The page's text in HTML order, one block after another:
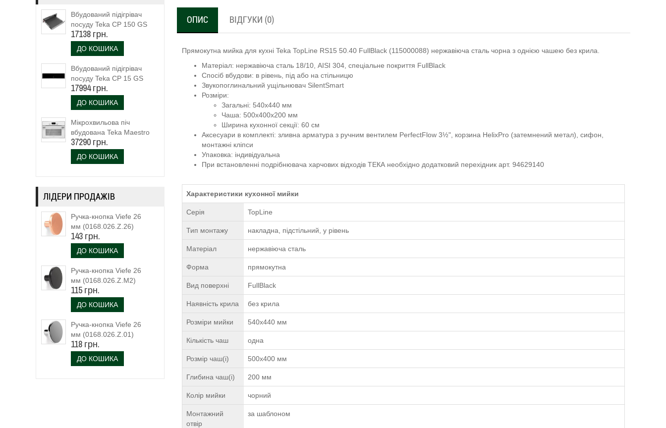
Вбудований підігрівач
посуду Teka CP 150 GS
(111600003)
17138 грн.
ДО КОШИКА
Вбудований підігрівач
посуду Teka CP 15 GS
(40589920)
17994 грн.
ДО КОШИКА
Мікрохвильова піч
вбудована Teka Maestro
MLC 844 (111160023)
біле скло
37290 грн.
ДО КОШИКА
ЛІДЕРИ ПРОДАЖІВ
Ручка-кнопка Viefe 26
мм (0168.026.Z.26)
143 грн.
ДО КОШИКА
Ручка-кнопка Viefe 26
мм (0168.026.Z.M2)
чорний матовий
115 грн.
ДО КОШИКА
Ручка-кнопка Viefe 26
мм (0168.026.Z.01)
118 грн.
ДО КОШИКА
ОПИС ВІДГУКИ (0)
Прямокутна мийка для кухні Teka TopLine RS15 50.40 FullBlack (115000088) нержавіюча сталь чорна з однією чашею без крила.
Матеріал: нержавіюча сталь 18/10, AISI 304, спеціальне покриття FullBlack
Спосіб вбудови: в рівень, під або на стільницю
Звукопоглинальний ущільнювач SilentSmart
Розміри:
Загальні: 540x440 мм
Чаша: 500x400x200 мм
Ширина кухонної секції: 60 см
Аксесуари в комплекті: зливна арматура з ручним вентилем PerfectFlow 3½", корзина HelixPro (затемнений метал), сифон,
монтажні кліпси
Упаковка: індивідуальна
При встановленні подрібнювача харчових відходів ТЕКА необхідно додатковий перехідник арт. 94629140
Характеристики кухонної мийки
Серія TopLine
Тип монтажу накладна, підстільний, у рівень
Матеріал нержавіюча сталь
Форма прямокутна
Вид поверхні FullBlack
Наявність крила без крила
Розміри мийки 540x440 мм
Кількість чаш одна
Розмір чаш(і) 500x400 мм
Глибина чаш(і) 200 мм
Колір мийки чорний
Монтажний
отвір
за шаблоном